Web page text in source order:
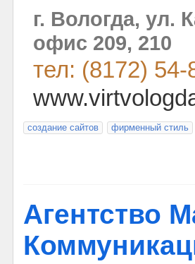
г. Вологда, ул.
офис 209, 210
тел: (8172) 54-
создание сайтов фирменный стиль
Агентство